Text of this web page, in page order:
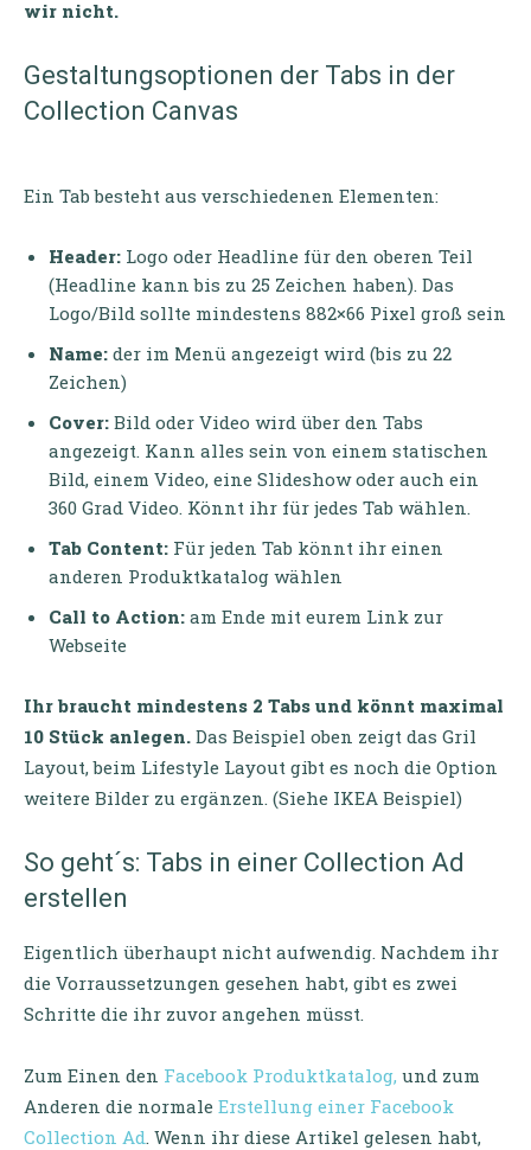
wir nicht.
Gestaltungsoptionen der Tabs in der
Collection Canvas
Ein Tab besteht aus verschiedenen Elementen:
Header: Logo oder Headline für den oberen Teil
(Headline kann bis zu 25 Zeichen haben). Das
Logo/Bild sollte mindestens 882×66 Pixel groß sein
Name: der im Menü angezeigt wird (bis zu 22
Zeichen)
Cover: Bild oder Video wird über den Tabs
angezeigt. Kann alles sein von einem statischen
Bild, einem Video, eine Slideshow oder auch ein
360 Grad Video. Könnt ihr für jedes Tab wählen.
Tab Content: Für jeden Tab könnt ihr einen
anderen Produktkatalog wählen
Call to Action: am Ende mit eurem Link zur
Webseite
Ihr braucht mindestens 2 Tabs und könnt maximal
10 Stück anlegen. Das Beispiel oben zeigt das Gril
Layout, beim Lifestyle Layout gibt es noch die Option
weitere Bilder zu ergänzen. (Siehe IKEA Beispiel)
So geht´s: Tabs in einer Collection Ad
erstellen
Eigentlich überhaupt nicht aufwendig. Nachdem ihr
die Vorraussetzungen gesehen habt, gibt es zwei
Schritte die ihr zuvor angehen müsst.
Zum Einen den Facebook Produktkatalog, und zum
Anderen die normale Erstellung einer Facebook
Collection Ad. Wenn ihr diese Artikel gelesen habt,